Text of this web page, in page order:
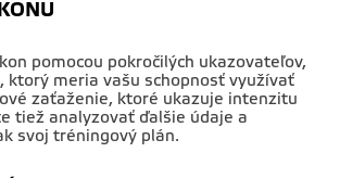
pomocou pokročilých ukazovateľov,
ktorý meria vašu schopnosť využívať
zaťaženie, ktoré ukazuje intenzitu
tiež analyzovať ďalšie údaje a
svoj tréningový plán.